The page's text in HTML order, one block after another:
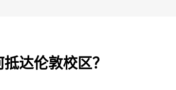
达伦敦校区？